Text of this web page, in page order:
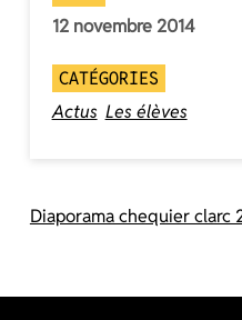
12 novembre 2014
CATÉGORIES
Actus Les élèves
Diaporama chequier clarc